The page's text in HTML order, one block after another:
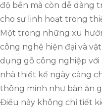
độ bền mà còn dễ dàng
cho sự linh hoạt trong
Một trong những xu
công nghệ hiện đại và
dụng gỗ công nghiệp
nhà thiết kế ngày càng
thông minh như bàn ăn
Điều này không chỉ tiết